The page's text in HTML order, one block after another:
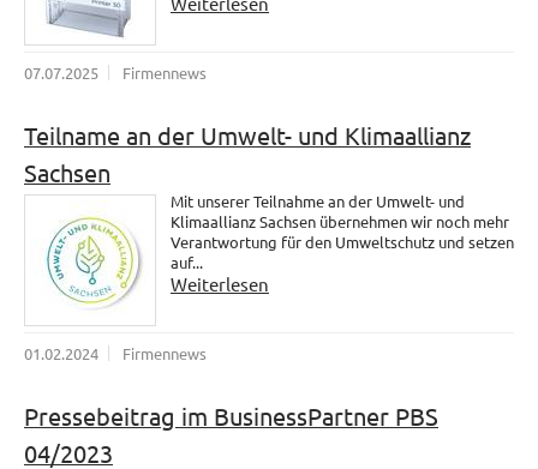
07.07.2025 Firmennews
Teilname an der Umwelt- und Klimaallianz
Sachsen
Mit unserer Teilnahme an der Umwelt- und
Klimaallianz Sachsen übernehmen wir noch mehr
Verantwortung für den Umweltschutz und setzen
auf...
Weiterlesen
01.02.2024 Firmennews
Pressebeitrag im BusinessPartner PBS
04/2023